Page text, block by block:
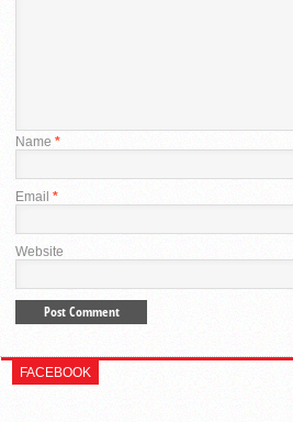
Name *
Email *
Website
FACEBOOK